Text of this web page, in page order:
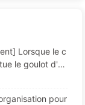
Lorsque le c
le goulot d'ét
pour